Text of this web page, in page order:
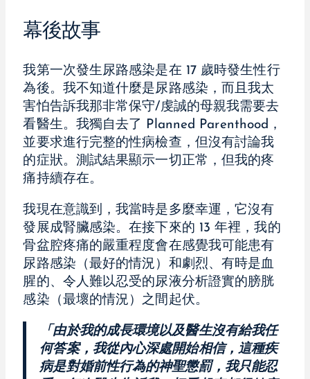
幕後故事
我第一次發生尿路感染是在 17 歲時發生性行
為後。我不知道什麼是尿路感染，而且我太
害怕告訴我那非常保守/虔誠的母親我需要去
看醫生。我獨自去了 Planned Parenthood，
並要求進行完整的性病檢查，但沒有討論我
的症狀。測試結果顯示一切正常，但我的疼
痛持續存在。
我現在意識到，我當時是多麼幸運，它沒有
發展成腎臟感染。在接下來的 13 年裡，我的
骨盆腔疼痛的嚴重程度會在感覺我可能患有
尿路感染（最好的情況）和劇烈、有時是血
腥的、令人難以忍受的尿液分析證實的膀胱
感染（最壞的情況）之間起伏。
「由於我的成長環境以及醫生沒有給我任
何答案，我從內心深處開始相信，這種疾
病是對婚前性行為的神聖懲罰，我只能忍